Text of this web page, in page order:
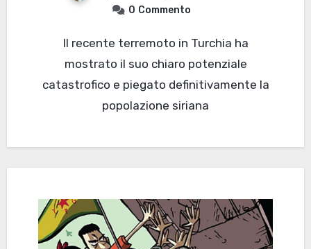
0 Commento
Il recente terremoto in Turchia ha
mostrato il suo chiaro potenziale
catastrofico e piegato definitivamente la
popolazione siriana